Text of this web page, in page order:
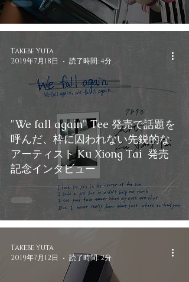
"We fall again" Tee 発売で話題を
呼んだ、枠に囚われない先鋭的な
アーティスト Ku Xiong Tai 発売
記念インタビュー
Takebe Yuta
2019年7月18日
読了時間: 4分
Takebe Yuta
2019年7月12日
読了時間: 2分